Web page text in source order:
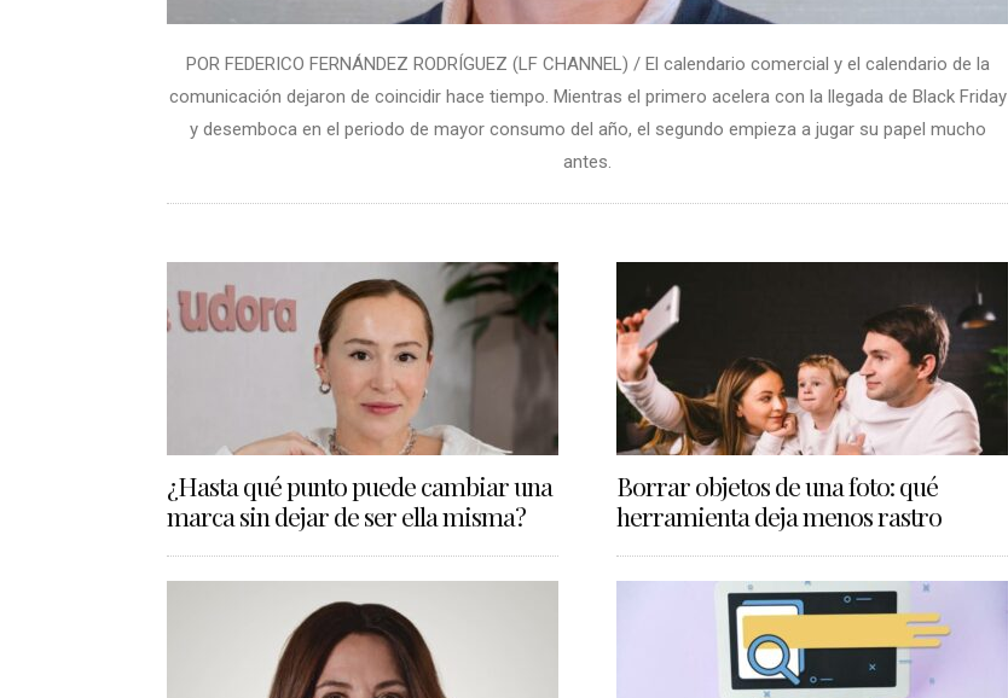
POR FEDERICO FERNÁNDEZ RODRÍGUEZ (LF CHANNEL) / El calendario comercial y el calendario de la
comunicación dejaron de coincidir hace tiempo. Mientras el primero acelera con la llegada de Black Friday
y desemboca en el periodo de mayor consumo del año, el segundo empieza a jugar su papel mucho
antes.
¿Hasta qué punto puede cambiar una
marca sin dejar de ser ella misma?
Borrar objetos de una foto: qué
herramienta deja menos rastro